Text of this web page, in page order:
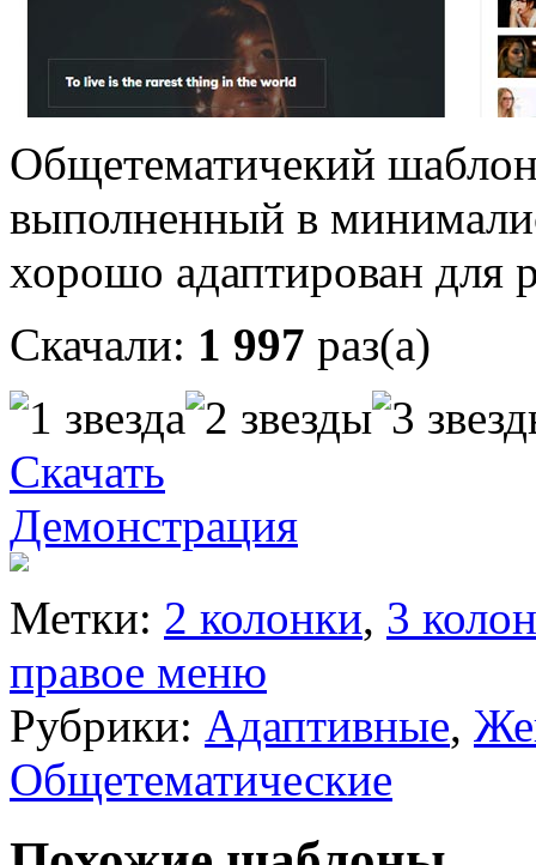
Общетематичекий
выполненный в
хорошо адаптирован для
Скачали: 1 997 раз(а)
Скачать
Демонстрация
Метки: 2 колонки, 3
правое меню
Рубрики: Адаптивные,
Общетематические